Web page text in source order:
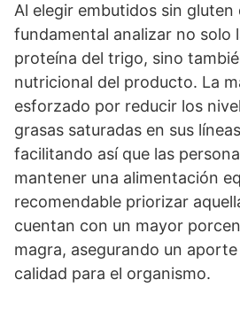
Al elegir embutidos sin
fundamental analizar no solo
proteína del trigo, sino
nutricional del producto. La
esforzado por reducir los
grasas saturadas en sus
facilitando así que las
mantener una alimentación
recomendable priorizar
cuentan con un mayor
magra, asegurando un
calidad para el organismo.